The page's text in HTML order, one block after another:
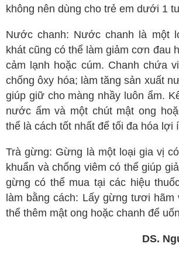
không nên dùng cho trẻ em dưới 1
Nước chanh: Nước chanh là một
khát cũng có thể làm giảm cơn đau
cảm lạnh hoặc cúm. Chanh chứa
chống ôxy hóa; làm tăng sản xuất
giúp giữ cho màng nhầy luôn ẩm.
nước ấm và một chút mật ong
thể là cách tốt nhất để tối đa hóa lợi
Trà gừng: Gừng là một loại gia vị
khuẩn và chống viêm có thể giúp
gừng có thể mua tại các hiệu
làm bằng cách: Lấy gừng tươi
thể thêm mật ong hoặc chanh để
DS.